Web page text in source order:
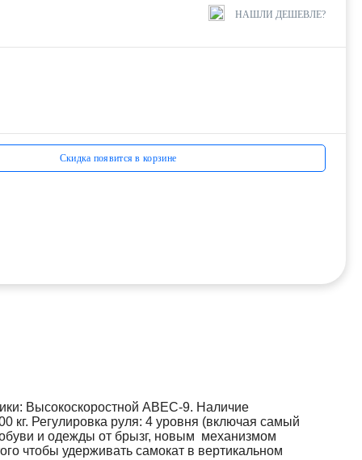
НАШЛИ ДЕШЕВЛЕ?
Скидка появится в корзине
Высокоскоростной АВЕС-9. Наличие
кг. Регулировка руля: 4 уровня (включая самый
и одежды от брызг, новым механизмом
чтобы удерживать самокат в вертикальном